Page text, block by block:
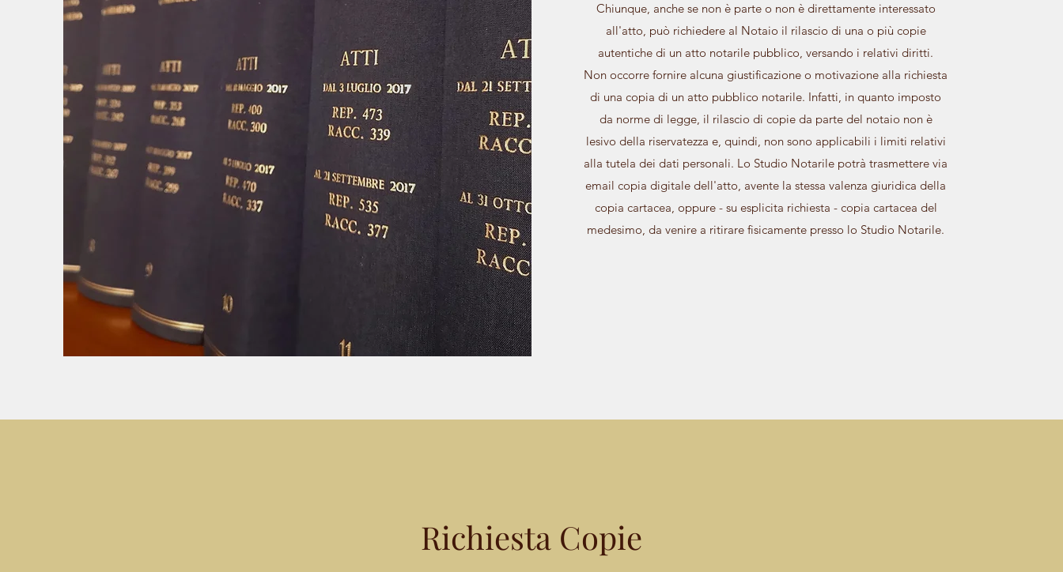
Chiunque, anche se non è parte o non è direttamente interessato
all'atto, può richiedere al Notaio il rilascio di una o più copie
autentiche di un atto notarile pubblico, versando i relativi diritti.
Non occorre fornire alcuna giustificazione o motivazione alla richiesta
di una copia di un atto pubblico notarile. Infatti, in quanto imposto
da norme di legge, il rilascio di copie da parte del notaio non è
lesivo della riservatezza e, quindi, non sono applicabili i limiti relativi
alla tutela dei dati personali. Lo Studio Notarile potrà trasmettere via
email copia digitale dell'atto, avente la stessa valenza giuridica della
copia cartacea, oppure - su esplicita richiesta - copia cartacea del
medesimo, da venire a ritirare fisicamente presso lo Studio Notarile.
Richiesta Copie